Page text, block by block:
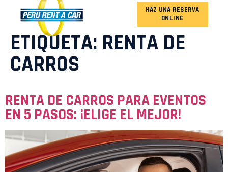
HAZ UNA RESERVA
ONLINE
ETIQUETA: RENTA DE
CARROS
RENTA DE CARROS PARA EVENTOS
EN 5 PASOS: ¡ELIGE EL MEJOR!